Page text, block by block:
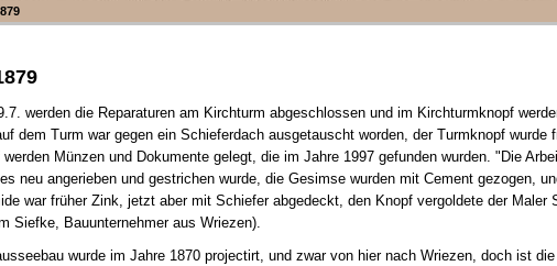
werden die Reparaturen am Kirchturm abgeschlossen und im Kirchturmknopf
dem Turm war gegen ein Schieferdach ausgetauscht worden, der Turmknopf wurde
Münzen und Dokumente gelegt, die im Jahre 1997 gefunden wurden. "Die
neu angerieben und gestrichen wurde, die Gesimse wurden mit Cement gezogen,
war früher Zink, jetzt aber mit Schiefer abgedeckt, den Knopf vergoldete der Maler
Siefke, Bauunternehmer aus Wriezen).
wurde im Jahre 1870 projectirt, und zwar von hier nach Wriezen, doch ist